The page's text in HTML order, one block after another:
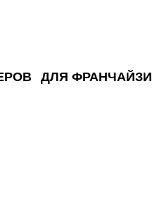
ДЛЯ ФРАНЧАЙЗИ